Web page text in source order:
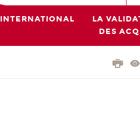
INTERNATIONAL
LA
DES